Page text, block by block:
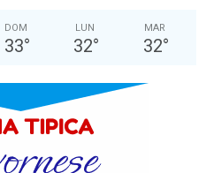
DOM
33°
LUN
32°
MAR
32°